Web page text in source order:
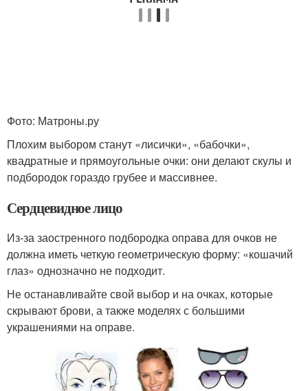
Фото: Матроны.ру
Плохим выбором станут «лисички», «бабочки»,
квадратные и прямоугольные очки: они делают скулы и
подбородок гораздо грубее и массивнее.
Сердцевидное лицо
Из-за заостренного подбородка оправа для очков не
должна иметь четкую геометрическую форму: «кошачий
глаз» однозначно не подходит.
Не останавливайте свой выбор и на очках, которые
скрывают брови, а также моделях с большими
украшениями на оправе.